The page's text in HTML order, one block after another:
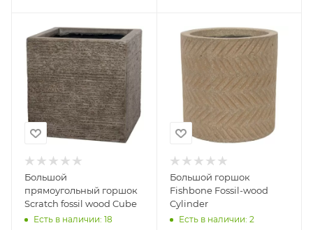
Большой
прямоугольный горшок
Scratch fossil wood Cube
Есть в наличии: 18
Большой горшок
Fishbone Fossil-wood
Cylinder
Есть в наличии: 2